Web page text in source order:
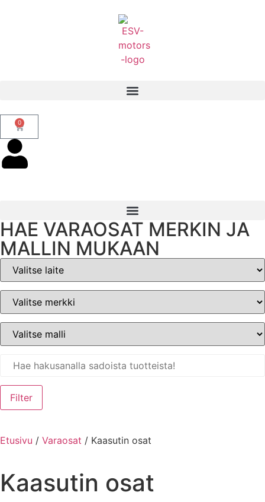
0
HAE VARAOSAT MERKIN JA
MALLIN MUKAAN
Filter
Etusivu / Varaosat / Kaasutin osat
Kaasutin osat